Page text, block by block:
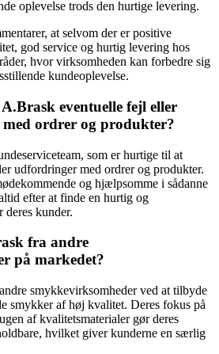
oplevelse trods den hurtige levering.
at selvom der er positive
god service og hurtig levering hos
hvor virksomheden kan forbedre sig
kundeoplevelse.
eventuelle fejl eller
med ordrer og produkter?
som er hurtige til at
udfordringer med ordrer og produkter.
og hjælpsomme i sådanne
efter at finde en hurtig og
kunder.
fra andre
på markedet?
smykkevirksomheder ved at tilbyde
smykker af høj kvalitet. Deres fokus på
af kvalitetsmaterialer gør deres
hvilket giver kunderne en særlig